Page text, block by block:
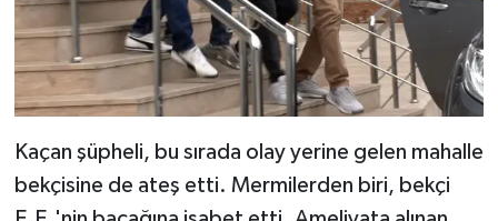
Kaçan şüpheli, bu sırada olay yerine gelen mahalle
bekçisine de ateş etti. Mermilerden biri, bekçi